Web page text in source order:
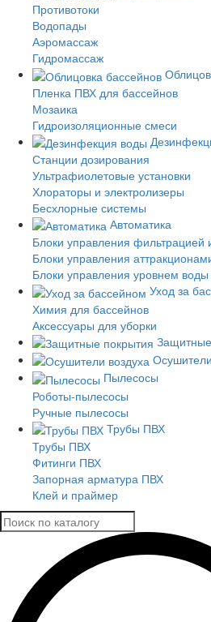
Противотоки
Водопады
Аэромассаж
Гидромассаж
Пленка ПВХ для бассейнов
Мозаика
Гидроизоляционные смеси
Станции дозирования
Ультрафиолетовые установки
Хлораторы и электролизеры
Бесхлорные системы
Автоматика
Блоки управления фильтрацией
Блоки управления
Блоки управления уровнем воды
Уход за
Химия для бассейнов
Аксессуары для уборки
Пылесосы
Роботы-пылесосы
Ручные пылесосы
Трубы ПВХ
Трубы ПВХ
Фитинги ПВХ
Запорная арматура ПВХ
Клей и праймер